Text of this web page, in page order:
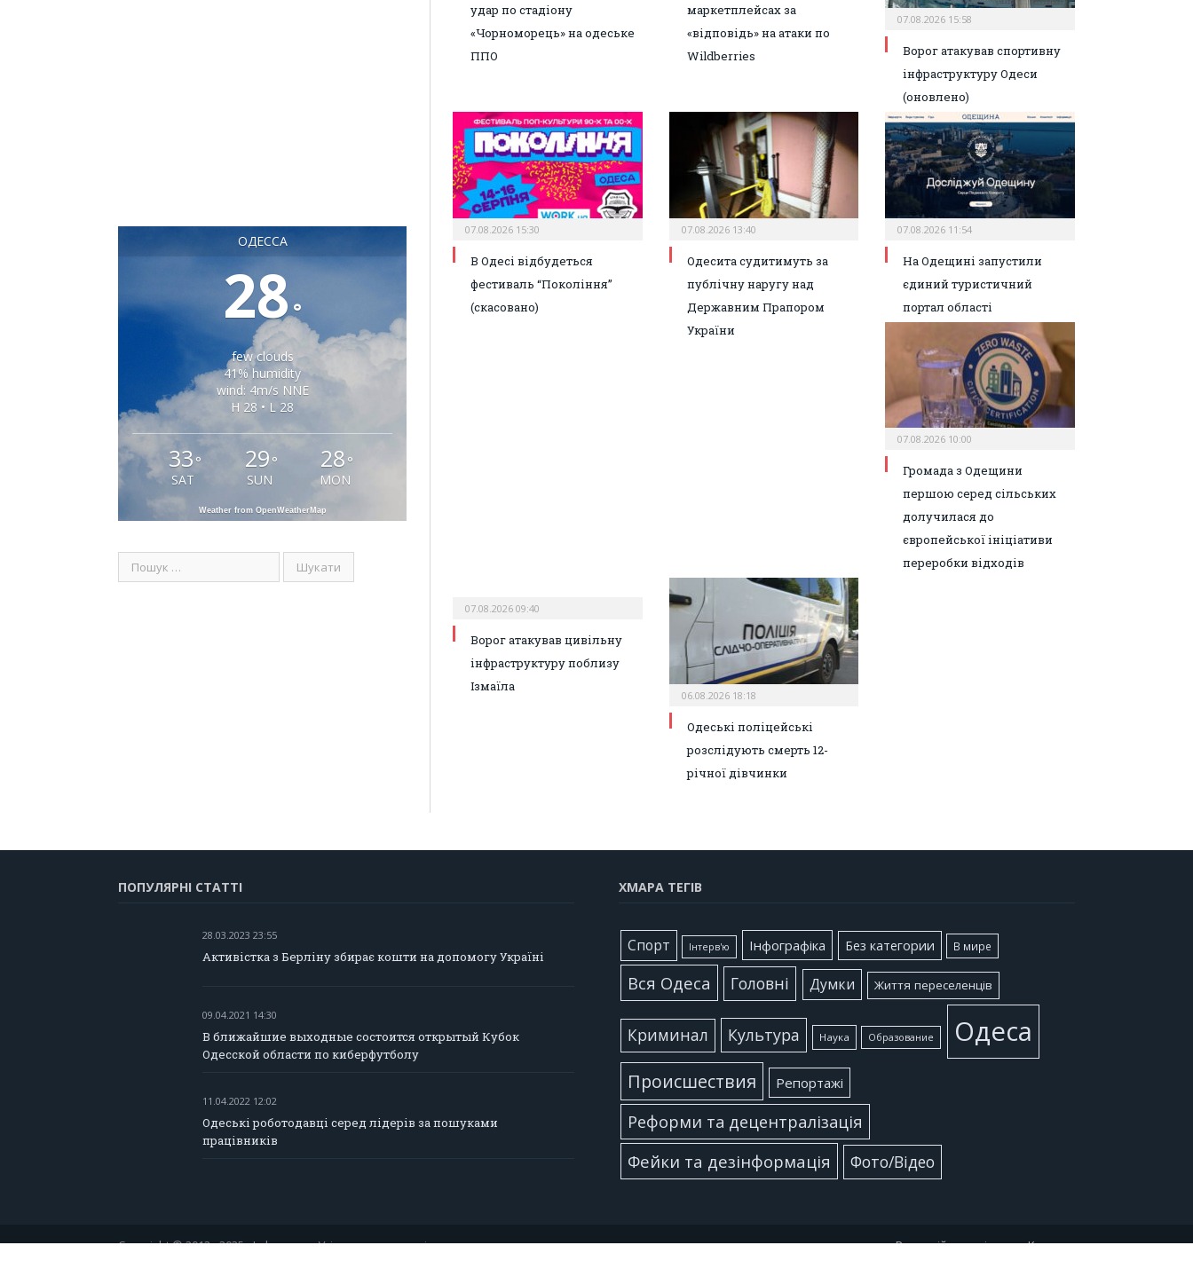
ОДЕССА
28°
few clouds
41% humidity
wind: 4m/s NNE
H 28 • L 28
33 °
SAT
29 °
SUN
28 °
MON
Weather from OpenWeatherMap
удар по стадіону
«Чорноморець» на одеське
ППО
маркетплейсах за
«відповідь» на атаки по
Wildberries
07.08.2026 15:58
Ворог атакував спортивну
інфраструктуру Одеси
(оновлено)
07.08.2026 15:30
В Одесі відбудеться
фестиваль “Покоління”
(скасовано)
07.08.2026 13:40
Одесита судитимуть за
публічну наругу над
Державним Прапором
України
07.08.2026 11:54
На Одещині запустили
єдиний туристичний
портал області
07.08.2026 10:00
Громада з Одещини
першою серед сільських
долучилася до
європейської ініціативи
переробки відходів
07.08.2026 09:40
Ворог атакував цивільну
інфраструктуру поблизу
Ізмаїла
06.08.2026 18:18
Одеські поліцейські
розслідують смерть 12-
річної дівчинки
ПОПУЛЯРНІ СТАТТІ
28.03.2023 23:55
Активістка з Берліну збирає кошти на допомогу Україні
09.04.2021 14:30
В ближайшие выходные состоится открытый Кубок
Одесской области по киберфутболу
11.04.2022 12:02
Одеські роботодавці серед лідерів за пошуками
працівників
ХМАРА ТЕГІВ
Cпорт Інтерв'ю Інфографіка Без категории В мире
Вся Одеса Головні Думки Життя переселенців
Криминал Культура Наука Образование Одеса
Происшествия Репортажі
Реформи та децентралізація
Фейки та дезінформація
Фото/Відео
Copyright © 2012 - 2025 «Інформер». Усі права захищені.
Редакційна політика Контакт